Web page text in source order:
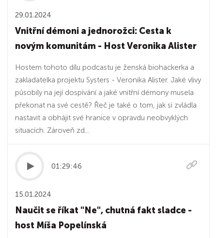
29.01.2024
Vnitřní démoni a jednorožci: Cesta k
novým komunitám - Host Veronika Alister
Hostem tohoto dílu podcastu je ženská biohackerka a
zakladatelka projektu Systers - Veronika Alister. Jaké vlivy
působily na její dospívání a jaké vnitřní démony musela
překonat na své cestě? Řeč je také o tom, jak si zvládla
nastavit a obhájit své hranice v opravdu neobvyklých
situacích. Zároveň zd...
01:29:46
15.01.2024
Naučit se říkat "Ne", chutná fakt sladce -
host Míša Popelínská